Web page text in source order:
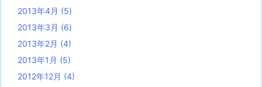
2013年4月 (5)
2013年3月 (6)
2013年2月 (4)
2013年1月 (5)
2012年12月 (4)